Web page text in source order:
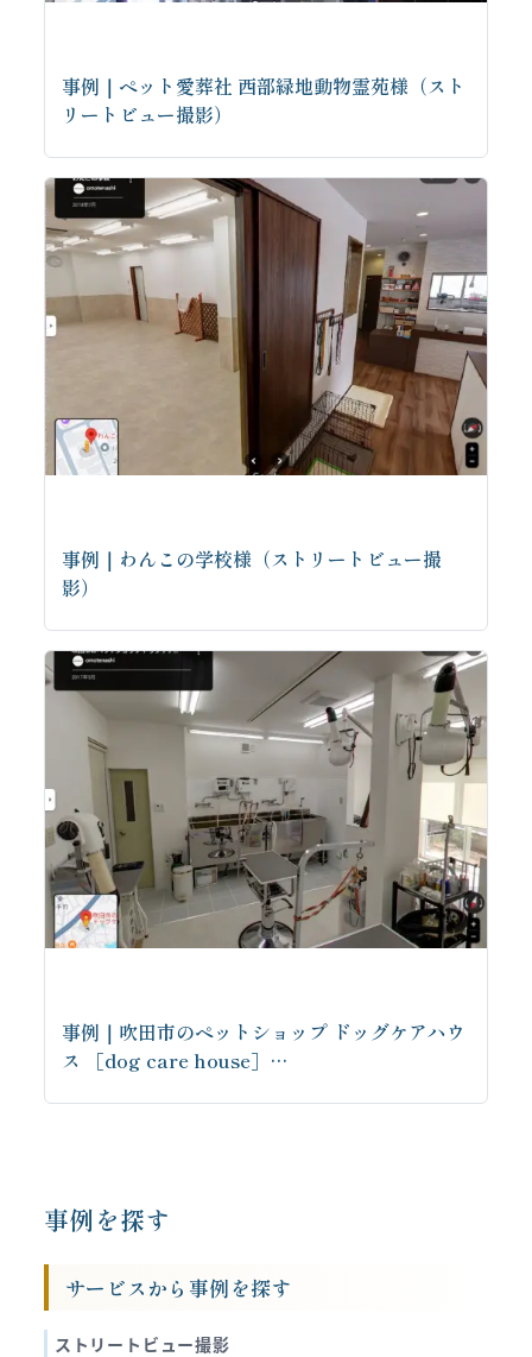
事例｜ペット愛葬社 西部緑地動物霊苑様（スト
リートビュー撮影）
事例｜わんこの学校様（ストリートビュー撮
影）
事例｜吹田市のペットショップ ドッグケアハウ
ス ［dog care house］…
事例を探す
サービスから事例を探す
ストリートビュー撮影